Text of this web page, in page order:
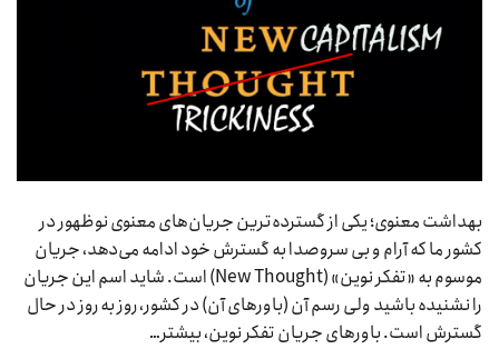
بهداشت معنوی؛ یکی از گسترده‌ترین جریان‌های معنوی نوظهور در
کشور ما که آرام و بی سروصدا به گسترش خود ادامه می‌دهد، جریان
موسوم به «تفکر نوین» (New Thought) است. شاید اسم این جریان
را نشنیده باشید ولی رسم آن (باورهای آن) در کشور، روز به روز در حال
گسترش است. باورهای جریان تفکر نوین، بیشتر…